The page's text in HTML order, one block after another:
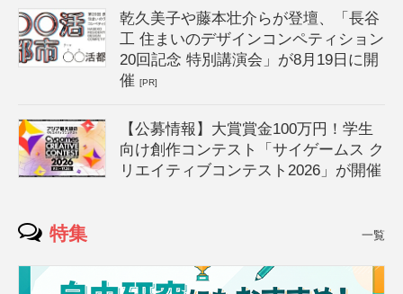
乾久美子や藤本壮介らが登壇、「長谷
工 住まいのデザインコンペティション
20回記念 特別講演会」が8月19日に開
催[PR]
【公募情報】大賞賞金100万円！学生
向け創作コンテスト「サイゲームス ク
リエイティブコンテスト2026」が開催
特集 一覧